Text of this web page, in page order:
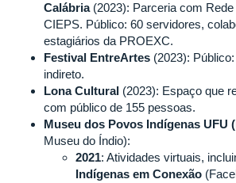
Calábria(2023): Parceria com
CIEPS. Público: 60 servidores,
estagiários da PROEXC.
Festival EntreArtes (2023):
indireto.
Lona Cultural (2023): Espaço que
com público de 155 pessoas.
Museu dos Povos Indígenas UFU
Museu do Índio):
2021: Atividades virtuais,
Indígenas em Conexão